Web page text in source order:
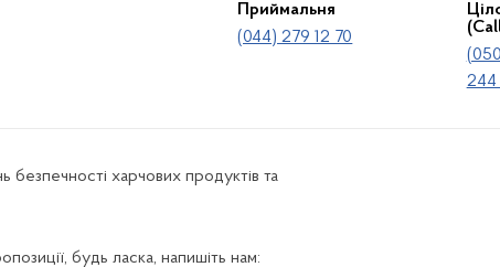
Приймальня
(044) 279 12 70
244
безпечності харчових продуктів та
будь ласка, напишіть нам: